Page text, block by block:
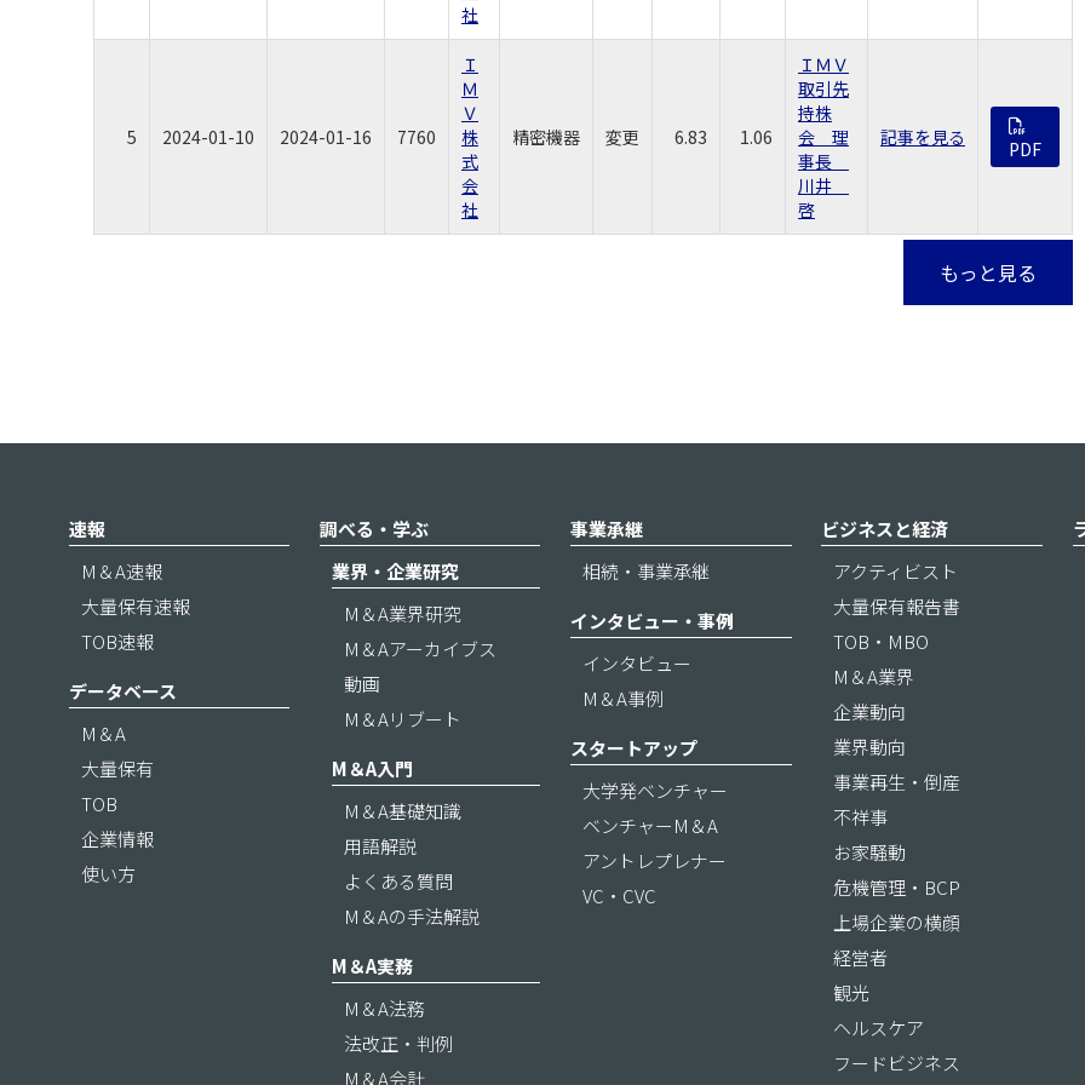
社
5 2024-01-10 2024-01-16 7760
Ｉ
Ｍ
Ｖ
株
式
会
社
精密機器 変更 6.83 1.06
ＩＭＶ
取引先
持株
会 理
事長
川井
啓
記事を見る PDF
もっと見る
速報
M＆A速報
大量保有速報
TOB速報
データベース
M＆A
大量保有
TOB
企業情報
使い方
調べる・学ぶ
業界・企業研究
M＆A業界研究
M＆Aアーカイブス
動画
M＆Aリブート
M＆A入門
M＆A基礎知識
用語解説
よくある質問
M＆Aの手法解説
M＆A実務
M＆A法務
法改正・判例
M＆A会計
事業承継
相続・事業承継
インタビュー・事例
インタビュー
M＆A事例
スタートアップ
大学発ベンチャー
ベンチャーM＆A
アントレプレナー
VC・CVC
ビジネスと経済
アクティビスト
大量保有報告書
TOB・MBO
M＆A業界
企業動向
業界動向
事業再生・倒産
不祥事
お家騒動
危機管理・BCP
上場企業の横顔
経営者
観光
ヘルスケア
フードビジネス